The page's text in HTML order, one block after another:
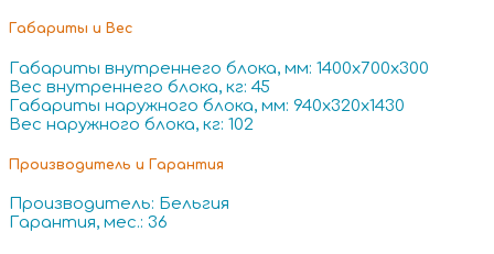
Габариты и Вес
Габариты внутреннего блока, мм: 1400x700x300
Вес внутреннего блока, кг: 45
Габариты наружного блока, мм: 940x320x1430
Вес наружного блока, кг: 102
Производитель и Гарантия
Производитель: Бельгия
Гарантия, мес.: 36